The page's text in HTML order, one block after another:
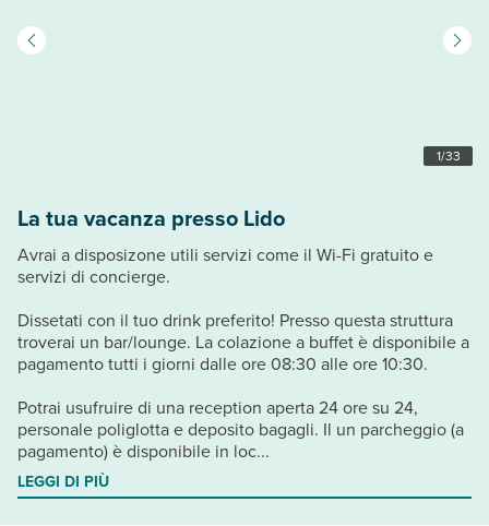
1/33
La tua vacanza presso Lido
Avrai a disposizone utili servizi come il Wi-Fi gratuito e
servizi di concierge.
Dissetati con il tuo drink preferito! Presso questa struttura
troverai un bar/lounge. La colazione a buffet è disponibile a
pagamento tutti i giorni dalle ore 08:30 alle ore 10:30.
Potrai usufruire di una reception aperta 24 ore su 24,
personale poliglotta e deposito bagagli. Il un parcheggio (a
pagamento) è disponibile in loc...
LEGGI DI PIÙ